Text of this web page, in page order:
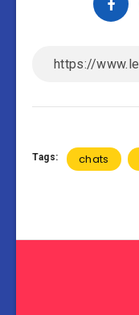
Tags: chats